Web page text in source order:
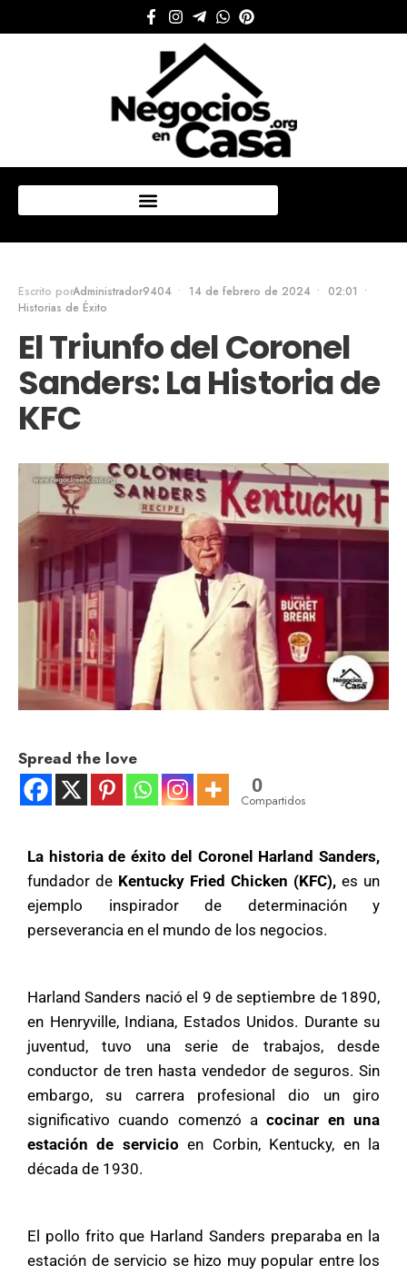
Escrito porAdministrador9404 • 14 de febrero de 2024 • 02:01 •
Historias de Éxito
El Triunfo del Coronel
Sanders: La Historia de
KFC
Spread the love
0
Compartidos
La historia de éxito del Coronel Harland Sanders,
fundador de Kentucky Fried Chicken (KFC), es un
ejemplo inspirador de determinación y
perseverancia en el mundo de los negocios.
Harland Sanders nació el 9 de septiembre de 1890,
en Henryville, Indiana, Estados Unidos. Durante su
juventud, tuvo una serie de trabajos, desde
conductor de tren hasta vendedor de seguros. Sin
embargo, su carrera profesional dio un giro
significativo cuando comenzó acocinar en una
estación de servicio en Corbin, Kentucky, en la
década de 1930.
El pollo frito que Harland Sanders preparaba en la
estación de servicio se hizo muy popular entre los